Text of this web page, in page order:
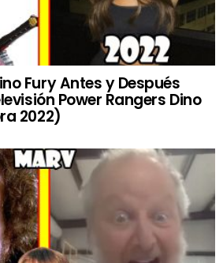
Fury Antes y Después
Power Rangers Dino
2022)